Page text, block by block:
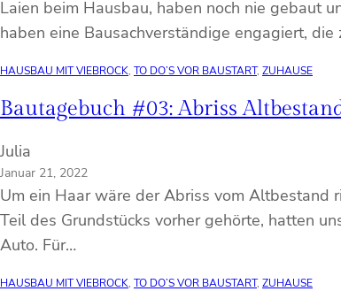
Laien beim Hausbau, haben noch nie gebaut
haben eine Bausachverständige engagiert, die
HAUSBAU MIT VIEBROCK, TO DO’S VOR BAUSTART, ZUHAUSE
Bautagebuch #03: Abriss
Julia
Januar 21, 2022
Um ein Haar wäre der Abriss vom Altbestand
Teil des Grundstücks vorher gehörte, hatten
Auto. Für…
HAUSBAU MIT VIEBROCK, TO DO’S VOR BAUSTART, ZUHAUSE